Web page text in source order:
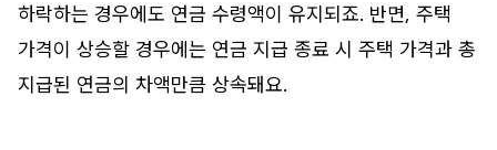
하락하는 경우에도 연금 수령액이 유지되죠. 반면, 주택
가격이 상승할 경우에는 연금 지급 종료 시 주택 가격과 총
지급된 연금의 차액만큼 상속돼요.